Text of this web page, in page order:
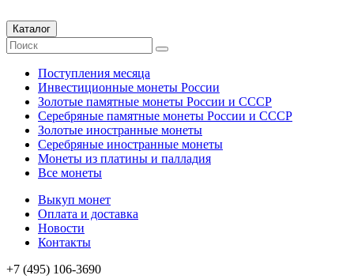
Каталог
Поступления месяца
Инвестиционные монеты России
Золотые памятные монеты России и СССР
Серебряные памятные монеты России и СССР
Золотые иностранные монеты
Серебряные иностранные монеты
Монеты из платины и палладия
Все монеты
Выкуп монет
Оплата и доставка
Новости
Контакты
+7 (495) 106-3690